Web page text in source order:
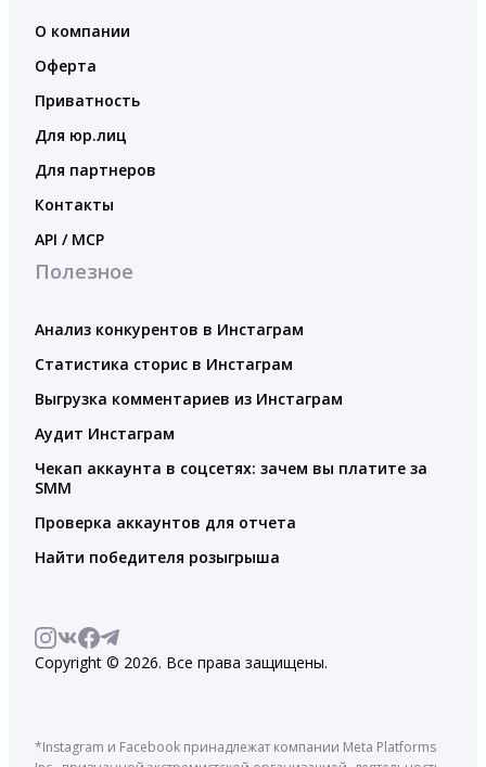
О компании
Оферта
Приватность
Для юр.лиц
Для партнеров
Контакты
API / MCP
Полезное
Анализ конкурентов в Инстаграм
Статистика сторис в Инстаграм
Выгрузка комментариев из Инстаграм
Аудит Инстаграм
Чекап аккаунта в соцсетях: зачем вы платите за
SMM
Проверка аккаунтов для отчета
Найти победителя розыгрыша
Copyright © 2026. Все права защищены.
*Instagram и Facebook принадлежат компании Meta Platforms